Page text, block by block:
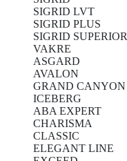
SIGRID LVT
SIGRID PLUS
SIGRID SUPERIOR
VAKRE
ASGARD
AVALON
GRAND CANYON
ICEBERG
ABA EXPERT
CHARISMA
CLASSIC
ELEGANT LINE